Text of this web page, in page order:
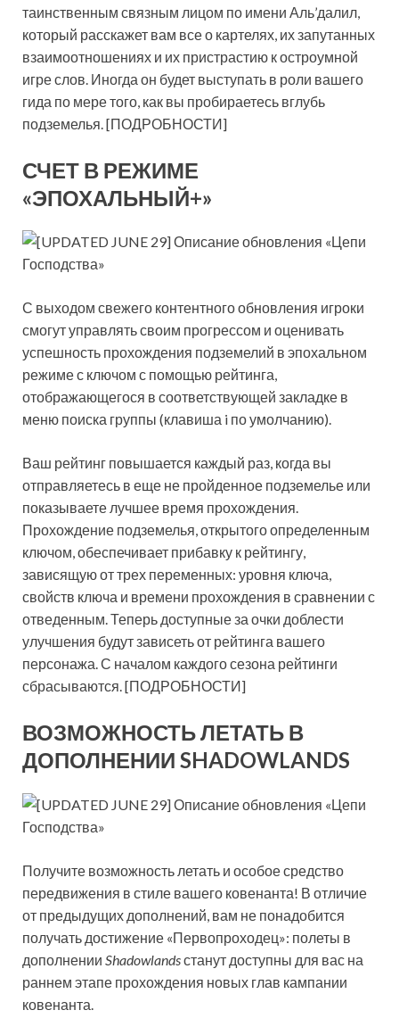
таинственным связным лицом по имени Аль’далил,
который расскажет вам все о картелях, их запутанных
взаимоотношениях и их пристрастию к остроумной
игре слов. Иногда он будет выступать в роли вашего
гида по мере того, как вы пробираетесь вглубь
подземелья. [ПОДРОБНОСТИ]
СЧЕТ В РЕЖИМЕ
«ЭПОХАЛЬНЫЙ+»
С выходом свежего контентного обновления игроки
смогут управлять своим прогрессом и оценивать
успешность прохождения подземелий в эпохальном
режиме с ключом с помощью рейтинга,
отображающегося в соответствующей закладке в
меню поиска группы (клавиша i по умолчанию).
Ваш рейтинг повышается каждый раз, когда вы
отправляетесь в еще не пройденное подземелье или
показываете лучшее время прохождения.
Прохождение подземелья, открытого определенным
ключом, обеспечивает прибавку к рейтингу,
зависящую от трех переменных: уровня ключа,
свойств ключа и времени прохождения в сравнении с
отведенным. Теперь доступные за очки доблести
улучшения будут зависеть от рейтинга вашего
персонажа. С началом каждого сезона рейтинги
сбрасываются. [ПОДРОБНОСТИ]
ВОЗМОЖНОСТЬ ЛЕТАТЬ В
ДОПОЛНЕНИИ SHADOWLANDS
Получите возможность летать и особое средство
передвижения в стиле вашего ковенанта! В отличие
от предыдущих дополнений, вам не понадобится
получать достижение «Первопроходец»: полеты в
дополнении Shadowlandsстанут доступны для вас на
раннем этапе прохождения новых глав кампании
ковенанта.